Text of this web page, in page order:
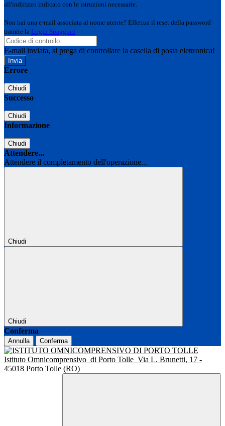
all'indirizzo indicato con le istruzioni necessarie.
Non hai una e-mail associata al nome utente? Effettua il reset della password
tramite la Login Spaggiari
E-mail inviata, si prega di controllare la casella di posta elettronica!
Errore
Chiudi
Successo
Chiudi
Informazione
Chiudi
Attendere...
Attendere il completamento dell'operazione...
Chiudi
Chiudi
Conferma
Annulla Conferma
Istituto Omnicomprensivo di Porto Tolle Via L. Brunetti, 17 -
45018 Porto Tolle (RO)